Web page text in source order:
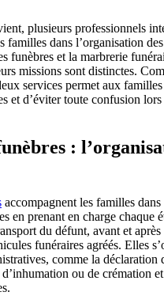
plusieurs professionnels
familles dans l’organisation
funèbres et la marbrerie
missions sont distinctes.
services permet aux
et d’éviter toute confusion
:
accompagnent les familles dans
en prenant en charge chaque
du défunt, avant et après
funéraires agréés. Elles
comme la déclaration
ou de crémation